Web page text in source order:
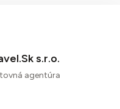
s.r.o.
agentúra